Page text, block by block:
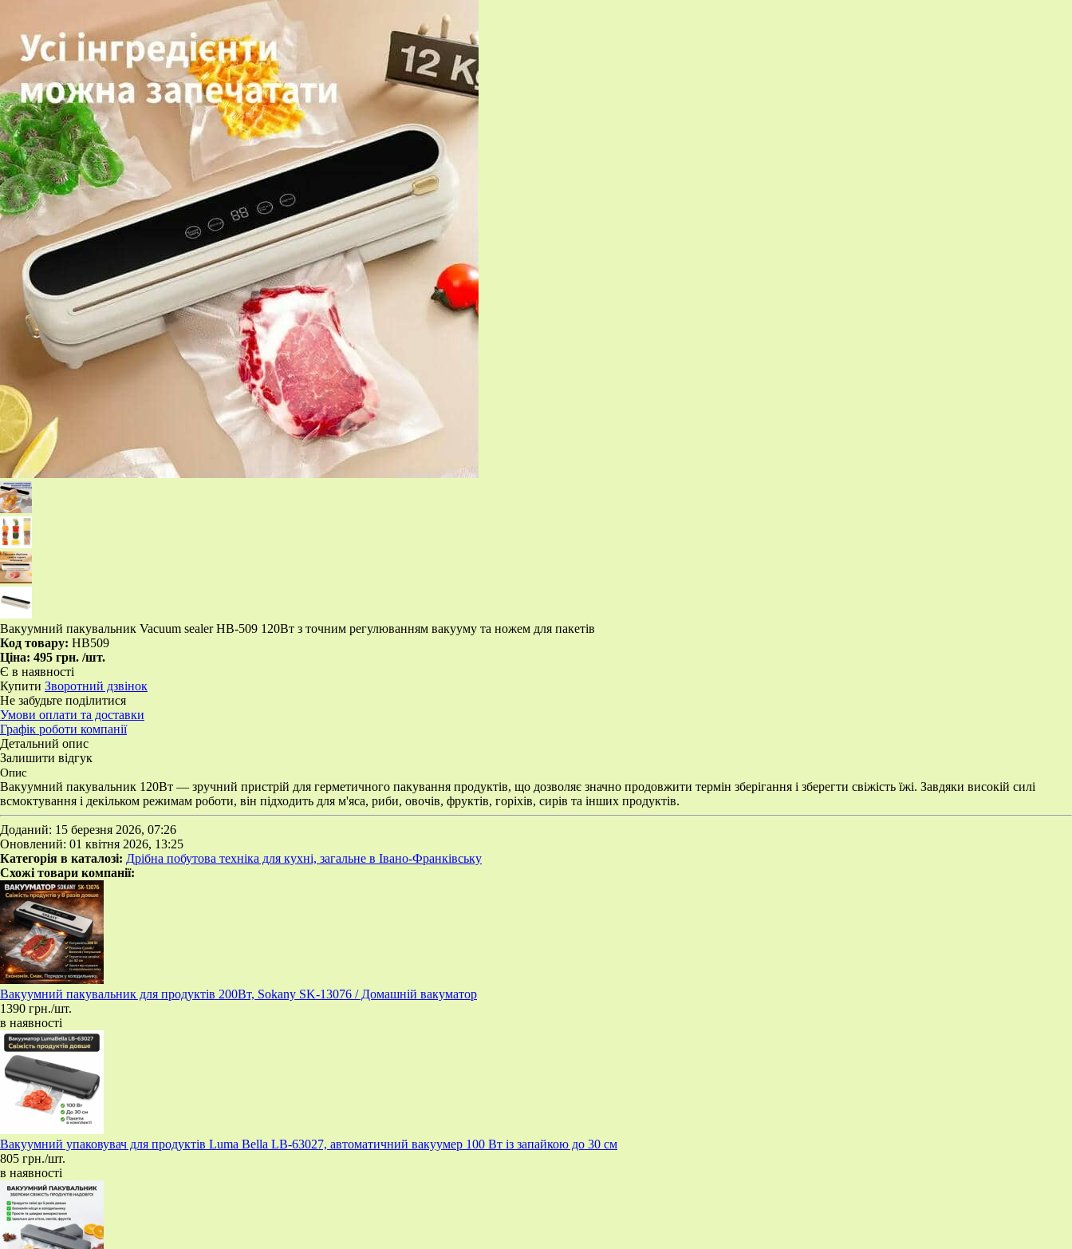
Вакуумний пакувальник Vacuum sealer HB-509 120Вт з точним регулюванням вакууму та ножем для пакетів
Код товару: HB509
Ціна: 495 грн. /шт.
Є в наявності
Купити Зворотний дзвінок
Не забудьте поділитися
Умови оплати та доставки
Графік роботи компанії
Детальний опис
Залишити відгук
Опис
Вакуумний пакувальник 120Вт — зручний пристрій для герметичного пакування продуктів, що дозволяє значно продовжити термін зберігання і зберегти свіжість їжі. Завдяки високій силі
всмоктування і декільком режимам роботи, він підходить для м'яса, риби, овочів, фруктів, горіхів, сирів та інших продуктів.
Доданий: 15 березня 2026, 07:26
Оновлений: 01 квітня 2026, 13:25
Категорія в каталозі: Дрібна побутова техніка для кухні, загальне в Івано-Франківську
Схожі товари компанії:
Вакуумний пакувальник для продуктів 200Вт, Sokany SK-13076 / Домашній вакуматор
1390 грн./шт.
в наявності
Вакуумний упаковувач для продуктів Luma Bella LB-63027, автоматичний вакуумер 100 Вт із запайкою до 30 см
805 грн./шт.
в наявності